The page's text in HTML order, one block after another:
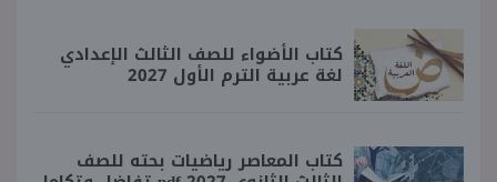
كتاب الأضواء للصف الثالث الإعدادي
لغة عربية الترم الأول 2027
كتاب المعاصر رياضيات بحته للصف